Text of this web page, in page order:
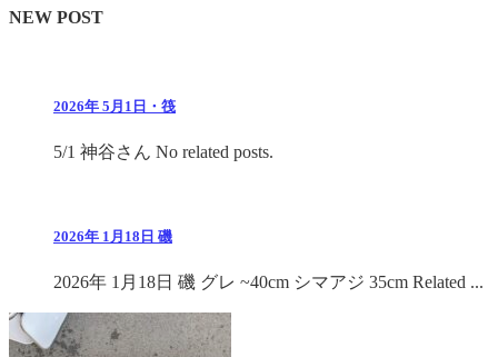
NEW POST
2026年 5月1日・筏
5/1 神谷さん No related posts.
2026年 1月18日 磯
2026年 1月18日 磯 グレ ~40cm シマアジ 35cm Related ...